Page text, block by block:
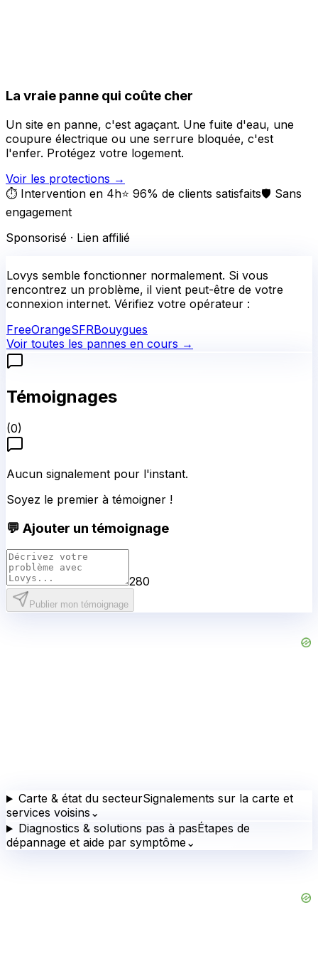
La vraie panne qui coûte cher
Un site en panne, c'est agaçant. Une fuite d'eau, une
coupure électrique ou une serrure bloquée, c'est
l'enfer. Protégez votre logement.
Voir les protections →
⏱️ Intervention en 4h⭐ 96% de clients satisfaits🛡️ Sans
engagement
Sponsorisé · Lien affilié
Lovys semble fonctionner normalement. Si vous
rencontrez un problème, il vient peut-être de votre
connexion internet. Vérifiez votre opérateur :
FreeOrangeSFRBouygues
Voir toutes les pannes en cours →
Témoignages
(0)
Aucun signalement pour l'instant.
Soyez le premier à témoigner !
💬 Ajouter un témoignage
280
Publier mon témoignage
Carte & état du secteurSignalements sur la carte et
services voisins ⌄
Diagnostics & solutions pas à pasÉtapes de
dépannage et aide par symptôme⌄